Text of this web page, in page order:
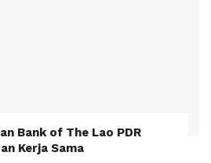
Bank of The Lao PDR
Kerja Sama